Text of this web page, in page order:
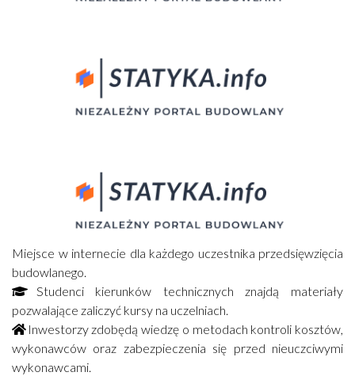
Miejsce w internecie dla każdego uczestnika przedsięwzięcia
budowlanego.
Studenci kierunków technicznych znajdą materiały
pozwalające zaliczyć kursy na uczelniach.
Inwestorzy zdobędą wiedzę o metodach kontroli kosztów,
wykonawców oraz zabezpieczenia się przed nieuczciwymi
wykonawcami.